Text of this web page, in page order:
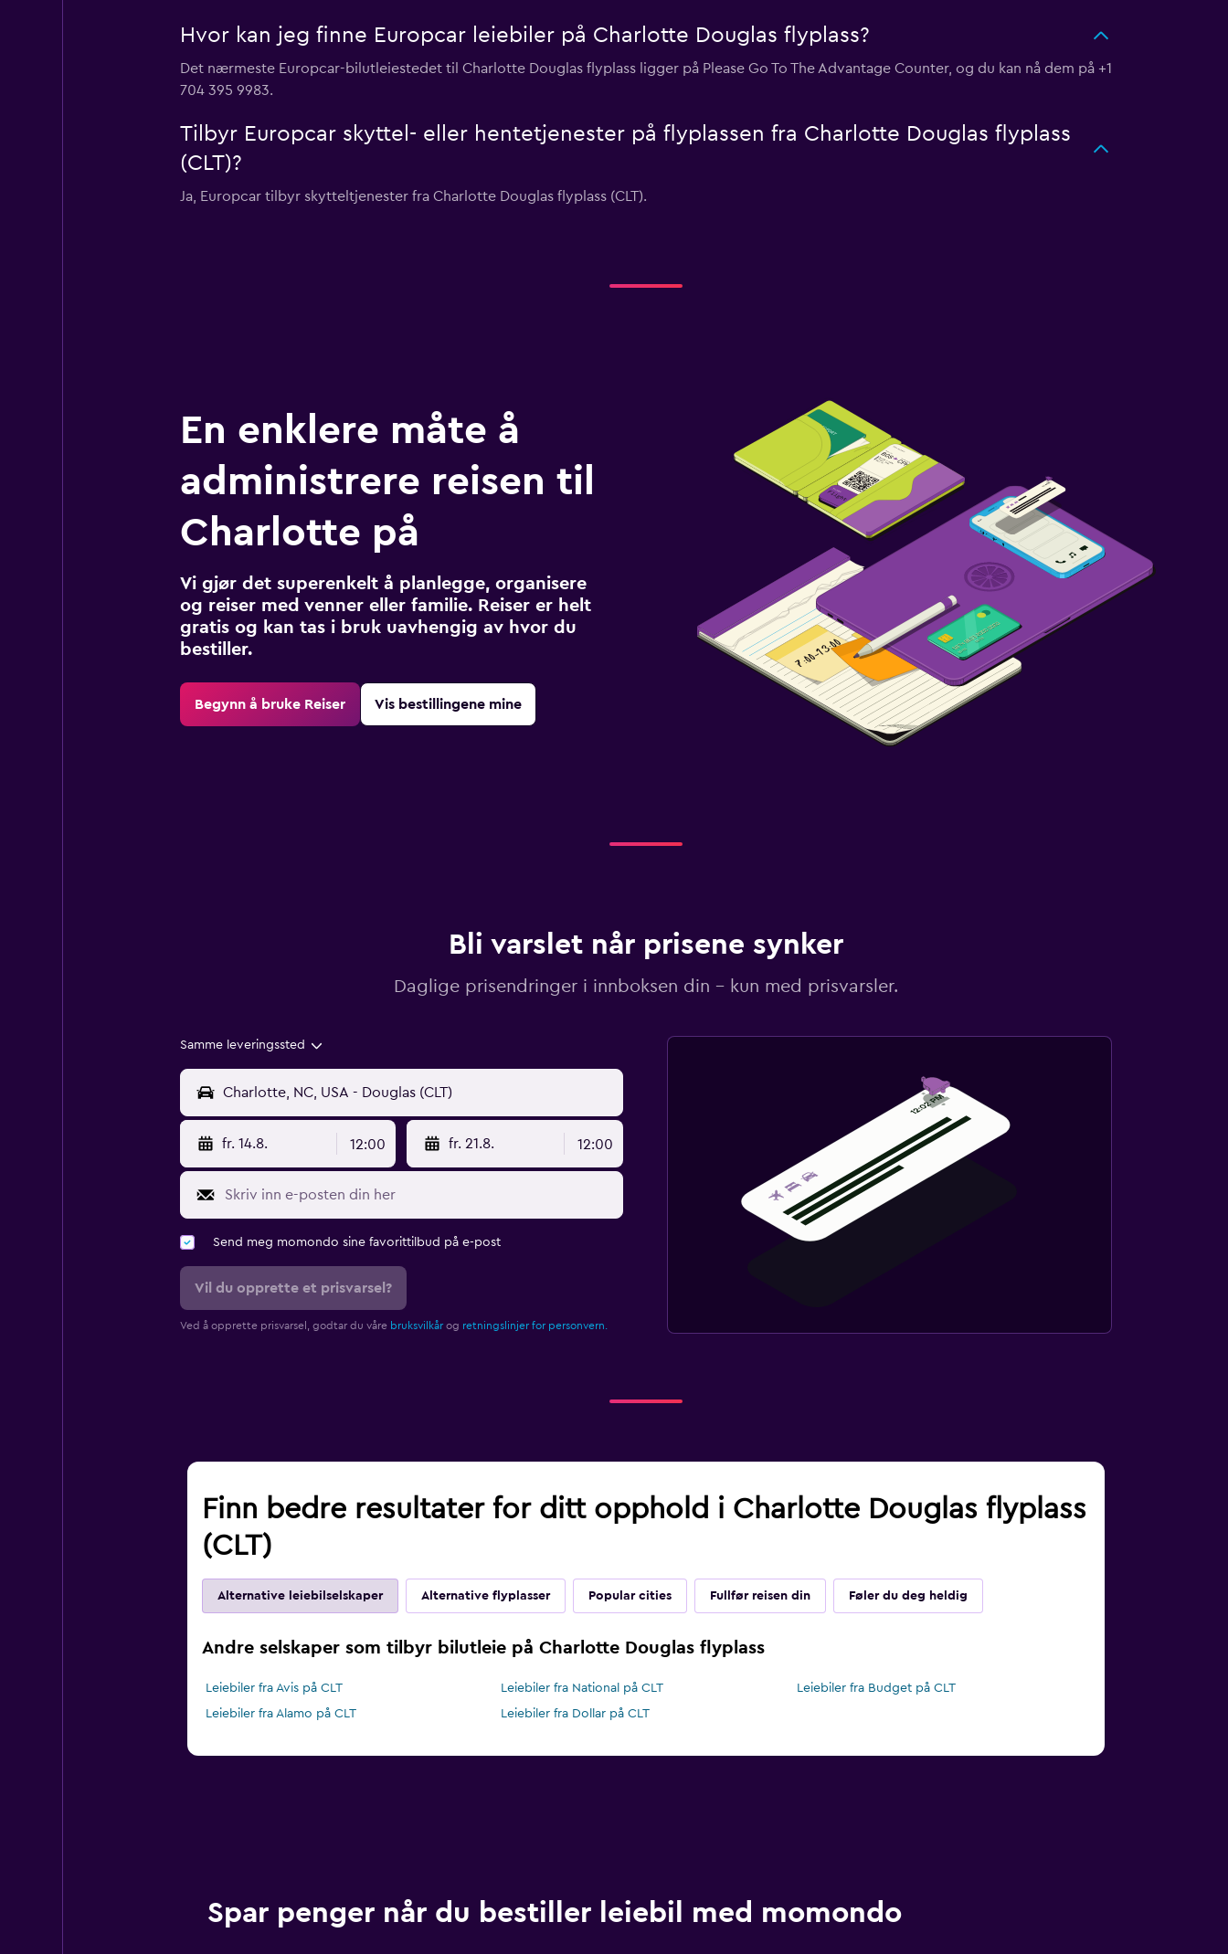
Hvor kan jeg finne Europcar leiebiler på Charlotte Douglas flyplass?
Det nærmeste Europcar-bilutleiestedet til Charlotte Douglas flyplass ligger på Please Go To The Advantage Counter, og du kan nå dem på +1
704 395 9983.
Tilbyr Europcar skyttel- eller hentetjenester på flyplassen fra Charlotte Douglas flyplass
(CLT)?
Ja, Europcar tilbyr skytteltjenester fra Charlotte Douglas flyplass (CLT).
En enklere måte å
administrere reisen til
Charlotte på
Vi gjør det superenkelt å planlegge, organisere
og reiser med venner eller familie. Reiser er helt
gratis og kan tas i bruk uavhengig av hvor du
bestiller.
Begynn å bruke Reiser Vis bestillingene mine
Bli varslet når prisene synker
Daglige prisendringer i innboksen din – kun med prisvarsler.
Samme leveringssted
fr. 14.8. 12:00 fr. 21.8. 12:00
Send meg momondo sine favorittilbud på e-post
Vil du opprette et prisvarsel?
Ved å opprette prisvarsel, godtar du våre bruksvilkårog retningslinjer for personvern.
Finn bedre resultater for ditt opphold i Charlotte Douglas flyplass
(CLT)
Alternative leiebilselskaper Alternative flyplasser Popular cities Fullfør reisen din Føler du deg heldig
Andre selskaper som tilbyr bilutleie på Charlotte Douglas flyplass
Leiebiler fra Avis på CLT Leiebiler fra National på CLT
Leiebiler fra Budget på CLT
Leiebiler fra Alamo på CLT
Leiebiler fra Dollar på CLT
Spar penger når du bestiller leiebil med momondo